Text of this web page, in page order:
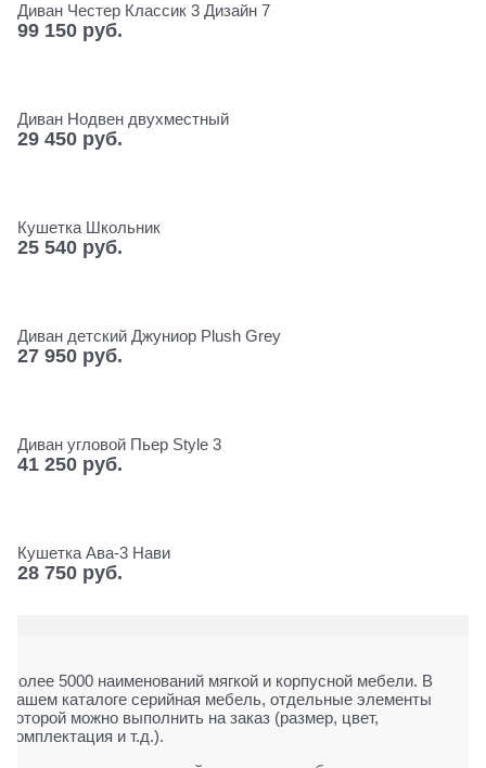
Диван Честер Классик 3 Дизайн 7
99 150 руб.
Диван Нодвен двухместный
29 450 руб.
Кушетка Школьник
25 540 руб.
Диван детский Джуниор Plush Grey
27 950 руб.
Диван угловой Пьер Style 3
41 250 руб.
Кушетка Ава-3 Нави
28 750 руб.
Более 5000 наименований мягкой и корпусной мебели. В
нашем каталоге серийная мебель, отдельные элементы
которой можно выполнить на заказ (размер, цвет,
комплектация и т.д.).